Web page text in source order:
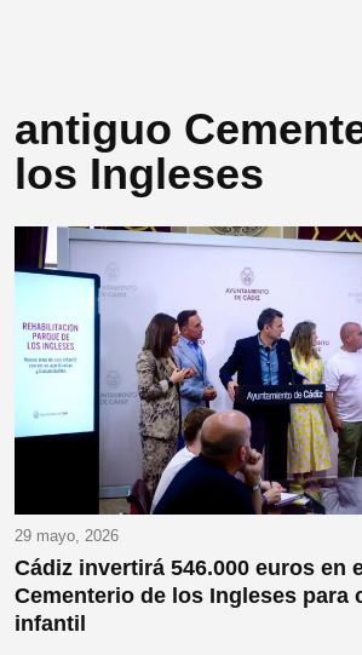
antiguo
los Ingleses
29 mayo, 2026
Cádiz invertirá 546.000 euros en
Cementerio de los Ingleses para
infantil